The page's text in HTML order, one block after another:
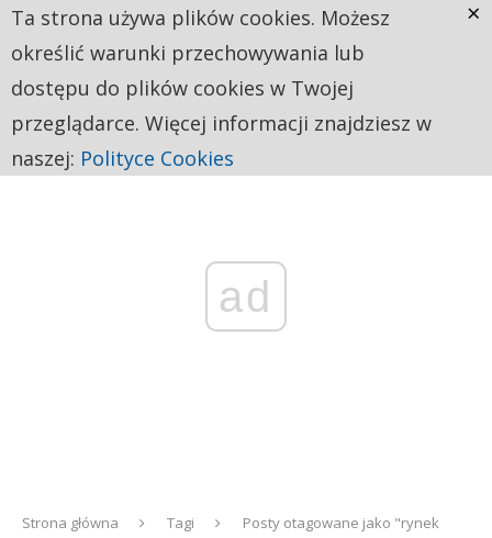
ad
Strona główna Tagi
Posty otagowane jako "rynek
Ta strona używa plików cookies. Możesz
określić warunki przechowywania lub
dostępu do plików cookies w Twojej
przeglądarce. Więcej informacji znajdziesz w
naszej: Polityce Cookies
×